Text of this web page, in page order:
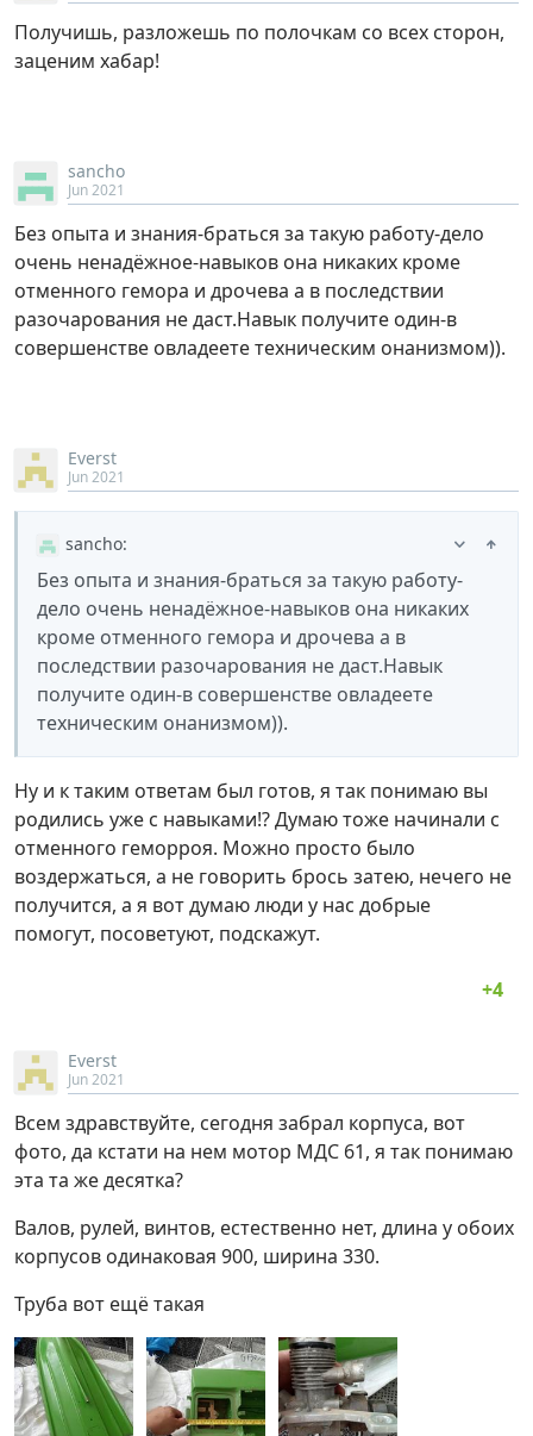
Получишь, разложешь по полочкам со всех сторон,
заценим хабар!
sancho
Jun 2021
Без опыта и знания-браться за такую работу-дело
очень ненадёжное-навыков она никаких кроме
отменного гемора и дрочева а в последствии
разочарования не даст.Навык получите один-в
совершенстве овладеете техническим онанизмом)).
Everst
Jun 2021
sancho:
Без опыта и знания-браться за такую работу-
дело очень ненадёжное-навыков она никаких
кроме отменного гемора и дрочева а в
последствии разочарования не даст.Навык
получите один-в совершенстве овладеете
техническим онанизмом)).
Ну и к таким ответам был готов, я так понимаю вы
родились уже с навыками!? Думаю тоже начинали с
отменного геморроя. Можно просто было
воздержаться, а не говорить брось затею, нечего не
получится, а я вот думаю люди у нас добрые
помогут, посоветуют, подскажут.
Everst
Jun 2021
Всем здравствуйте, сегодня забрал корпуса, вот
фото, да кстати на нем мотор МДС 61, я так понимаю
эта та же десятка?
Валов, рулей, винтов, естественно нет, длина у обоих
корпусов одинаковая 900, ширина 330.
Труба вот ещё такая